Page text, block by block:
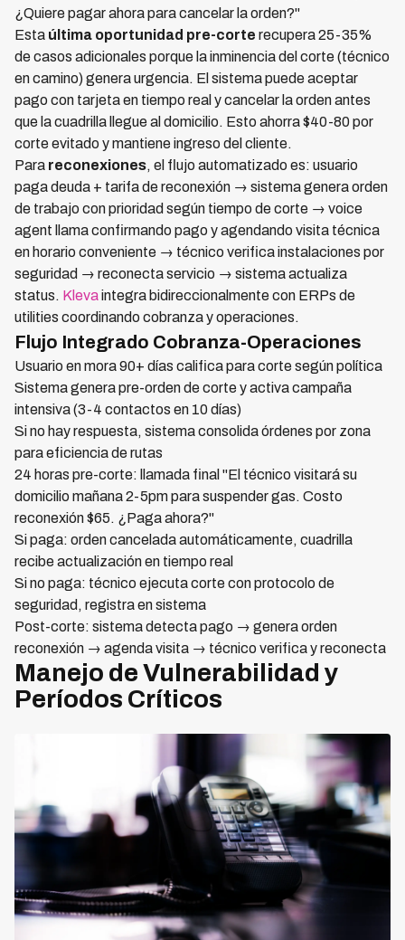
¿Quiere pagar ahora para cancelar la orden?"
Esta última oportunidad pre-corte recupera 25-35%
de casos adicionales porque la inminencia del corte (técnico
en camino) genera urgencia. El sistema puede aceptar
pago con tarjeta en tiempo real y cancelar la orden antes
que la cuadrilla llegue al domicilio. Esto ahorra $40-80 por
corte evitado y mantiene ingreso del cliente.
Para reconexiones, el flujo automatizado es: usuario
paga deuda + tarifa de reconexión → sistema genera orden
de trabajo con prioridad según tiempo de corte → voice
agent llama confirmando pago y agendando visita técnica
en horario conveniente → técnico verifica instalaciones por
seguridad → reconecta servicio → sistema actualiza
status. Klevaintegra bidireccionalmente con ERPs de
utilities coordinando cobranza y operaciones.
Flujo Integrado Cobranza-Operaciones
Usuario en mora 90+ días califica para corte según política
Sistema genera pre-orden de corte y activa campaña
intensiva (3-4 contactos en 10 días)
Si no hay respuesta, sistema consolida órdenes por zona
para eficiencia de rutas
24 horas pre-corte: llamada final "El técnico visitará su
domicilio mañana 2-5pm para suspender gas. Costo
reconexión $65. ¿Paga ahora?"
Si paga: orden cancelada automáticamente, cuadrilla
recibe actualización en tiempo real
Si no paga: técnico ejecuta corte con protocolo de
seguridad, registra en sistema
Post-corte: sistema detecta pago → genera orden
reconexión → agenda visita → técnico verifica y reconecta
Manejo de Vulnerabilidad y
Períodos Críticos